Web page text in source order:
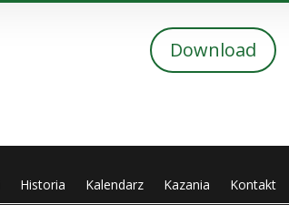
Download
Historia Kalendarz Kazania Kontakt